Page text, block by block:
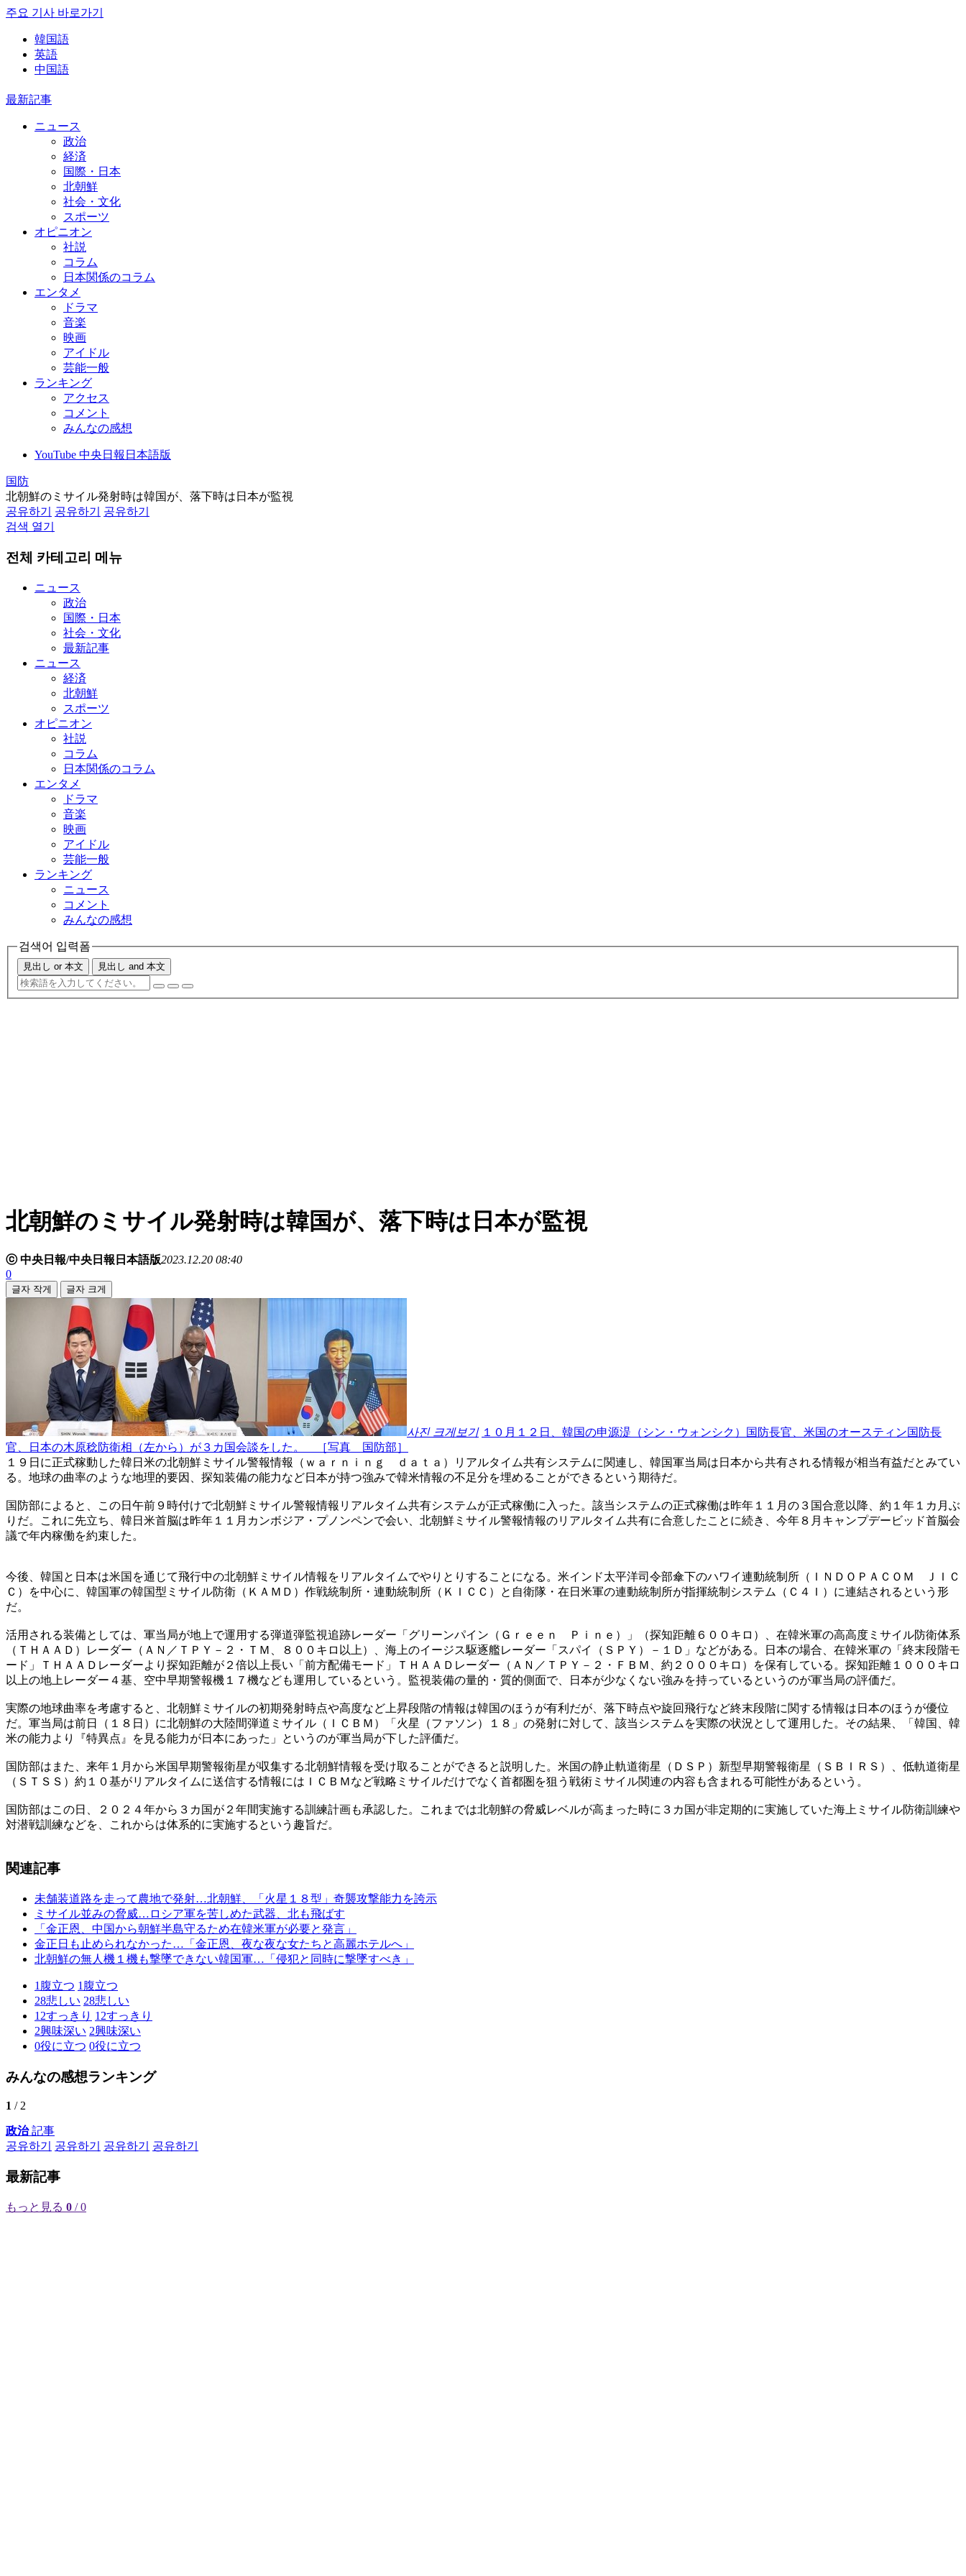
주요 기사 바로가기
韓国語
英語
中国語
最新記事
ニュース
政治
経済
国際・日本
北朝鮮
社会・文化
スポーツ
オピニオン
社説
コラム
日本関係のコラム
エンタメ
ドラマ
音楽
映画
アイドル
芸能一般
ランキング
アクセス
コメント
みんなの感想
YouTube 中央日報日本語版
国防
北朝鮮のミサイル発射時は韓国が、落下時は日本が監視
공유하기
공유하기
공유하기
검색 열기
전체 카테고리 메뉴
ニュース
政治
国際・日本
社会・文化
最新記事
ニュース
経済
北朝鮮
スポーツ
オピニオン
社説
コラム
日本関係のコラム
エンタメ
ドラマ
音楽
映画
アイドル
芸能一般
ランキング
ニュース
コメント
みんなの感想
검색어 입력폼
見出し or 本文 見出し and 本文
北朝鮮のミサイル発射時は韓国が、落下時は日本が監視
ⓒ 中央日報/中央日報日本語版2023.12.20 08:40
0
글자 작게 글자 크게
사진 크게보기 １０月１２日、韓国の申源湜（シン・ウォンシク）国防長官、米国のオースティン国防長
官、日本の木原稔防衛相（左から）が３カ国会談をした。 ［写真 国防部］
１９日に正式稼動した韓日米の北朝鮮ミサイル警報情報（ｗａｒｎｉｎｇ ｄａｔａ）リアルタイム共有システムに関連し、韓国軍当局は日本から共有される情報が相当有益だとみてい
る。地球の曲率のような地理的要因、探知装備の能力など日本が持つ強みで韓米情報の不足分を埋めることができるという期待だ。
国防部によると、この日午前９時付けで北朝鮮ミサイル警報情報リアルタイム共有システムが正式稼働に入った。該当システムの正式稼働は昨年１１月の３国合意以降、約１年１カ月ぶ
りだ。これに先立ち、韓日米首脳は昨年１１月カンボジア・プノンペンで会い、北朝鮮ミサイル警報情報のリアルタイム共有に合意したことに続き、今年８月キャンプデービッド首脳会
議で年内稼働を約束した。
今後、韓国と日本は米国を通じて飛行中の北朝鮮ミサイル情報をリアルタイムでやりとりすることになる。米インド太平洋司令部傘下のハワイ連動統制所（ＩＮＤＯＰＡＣＯＭ ＪＩＣ
Ｃ）を中心に、韓国軍の韓国型ミサイル防衛（ＫＡＭＤ）作戦統制所・連動統制所（ＫＩＣＣ）と自衛隊・在日米軍の連動統制所が指揮統制システム（Ｃ４Ｉ）に連結されるという形
だ。
活用される装備としては、軍当局が地上で運用する弾道弾監視追跡レーダー「グリーンパイン（Ｇｒｅｅｎ Ｐｉｎｅ）」（探知距離６００キロ）、在韓米軍の高高度ミサイル防衛体系
（ＴＨＡＡＤ）レーダー（ＡＮ／ＴＰＹ－２・ＴＭ、８００キロ以上）、海上のイージス駆逐艦レーダー「スパイ（ＳＰＹ）－１Ｄ」などがある。日本の場合、在韓米軍の「終末段階モ
ード」ＴＨＡＡＤレーダーより探知距離が２倍以上長い「前方配備モード」ＴＨＡＡＤレーダー（ＡＮ／ＴＰＹ－２・ＦＢＭ、約２０００キロ）を保有している。探知距離１０００キロ
以上の地上レーダー４基、空中早期警報機１７機なども運用しているという。監視装備の量的・質的側面で、日本が少なくない強みを持っているというのが軍当局の評価だ。
実際の地球曲率を考慮すると、北朝鮮ミサイルの初期発射時点や高度など上昇段階の情報は韓国のほうが有利だが、落下時点や旋回飛行など終末段階に関する情報は日本のほうが優位
だ。軍当局は前日（１８日）に北朝鮮の大陸間弾道ミサイル（ＩＣＢＭ）「火星（ファソン）１８」の発射に対して、該当システムを実際の状況として運用した。その結果、「韓国、韓
米の能力より『特異点』を見る能力が日本にあった」というのが軍当局が下した評価だ。
国防部はまた、来年１月から米国早期警報衛星が収集する北朝鮮情報を受け取ることができると説明した。米国の静止軌道衛星（ＤＳＰ）新型早期警報衛星（ＳＢＩＲＳ）、低軌道衛星
（ＳＴＳＳ）約１０基がリアルタイムに送信する情報にはＩＣＢＭなど戦略ミサイルだけでなく首都圏を狙う戦術ミサイル関連の内容も含まれる可能性があるという。
国防部はこの日、２０２４年から３カ国が２年間実施する訓練計画も承認した。これまでは北朝鮮の脅威レベルが高まった時に３カ国が非定期的に実施していた海上ミサイル防衛訓練や
対潜戦訓練などを、これからは体系的に実施するという趣旨だ。
関連記事
未舗装道路を走って農地で発射…北朝鮮、「火星１８型」奇襲攻撃能力を誇示
ミサイル並みの脅威…ロシア軍を苦しめた武器、北も飛ばす
「金正恩、中国から朝鮮半島守るため在韓米軍が必要と発言」
金正日も止められなかった…「金正恩、夜な夜な女たちと高麗ホテルへ」
北朝鮮の無人機１機も撃墜できない韓国軍…「侵犯と同時に撃墜すべき」
1 腹立つ 1 腹立つ
28悲しい 28悲しい
12すっきり 12すっきり
2興味深い 2興味深い
0役に立つ 0役に立つ
みんなの感想ランキング
1 / 2
政治記事
공유하기
공유하기 공유하기 공유하기
最新記事
もっと見る 0 / 0